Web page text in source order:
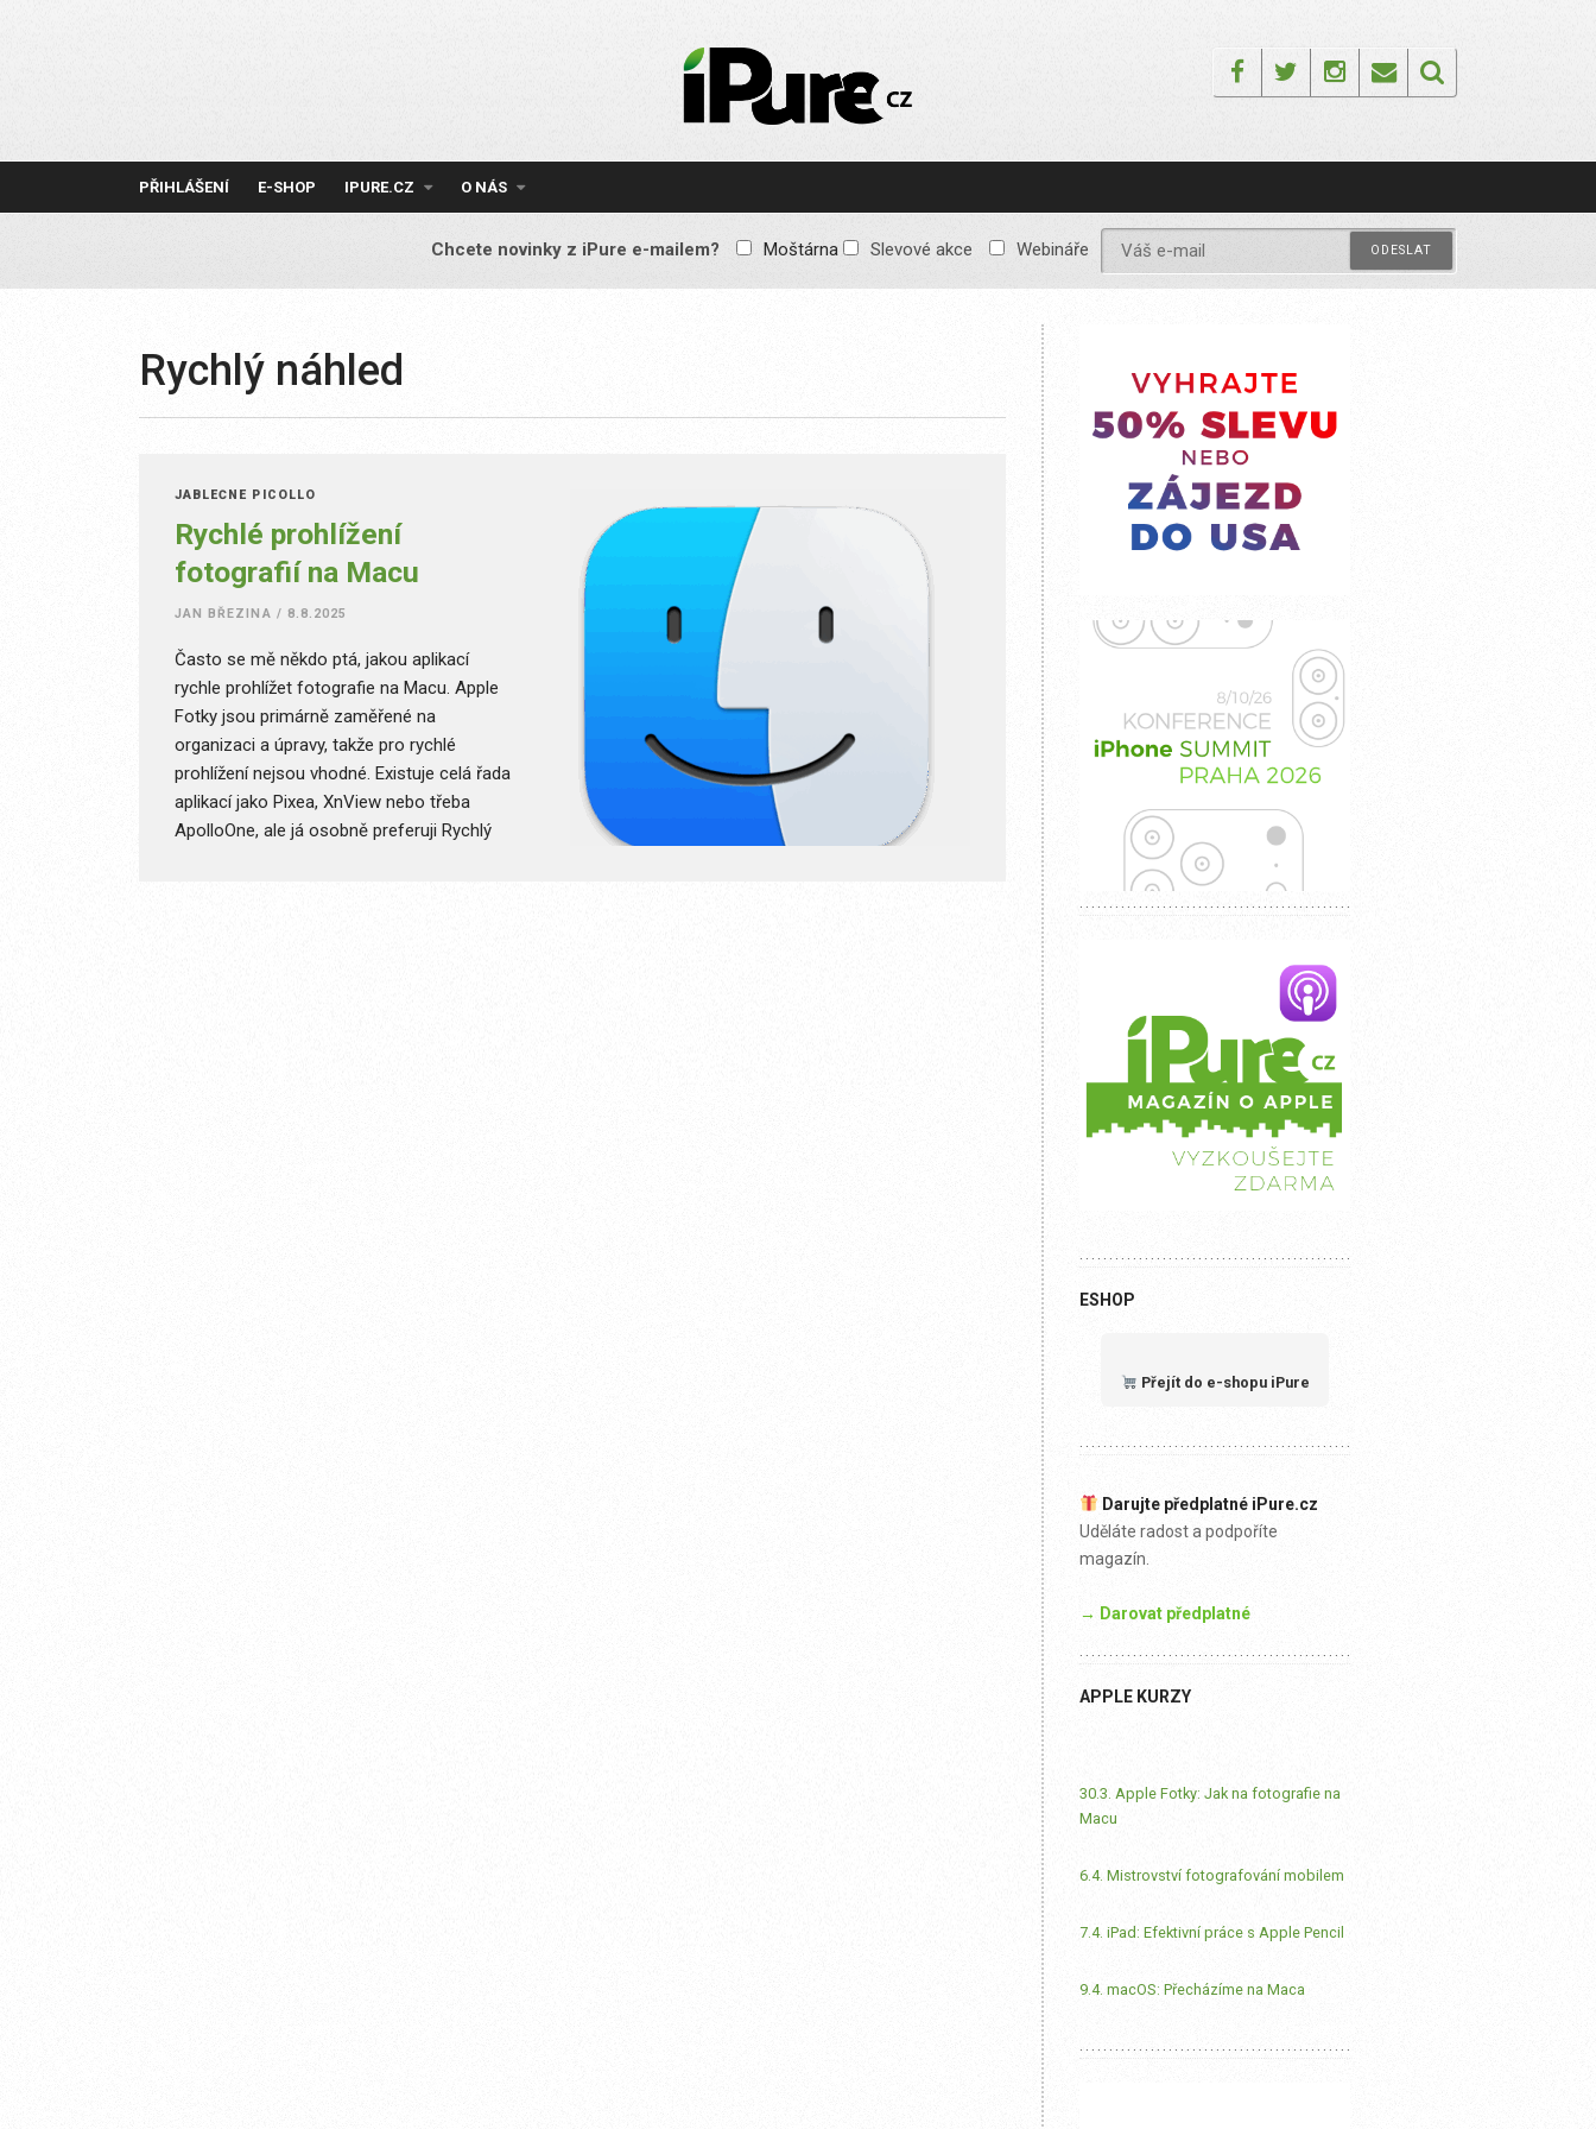
IPURE.CZ
Prémiový Apple e-
reklamy, žádné
obsah pro všechny
FacebookTwitterInstagram
Email
PŘIHLÁŠENÍ E-SHOP IPURE.CZ O NÁS
Chcete novinky z iPure e-mailem? Moštárna Slevové akce Webináře
Rychlý náhled
JABLEČNÉ PICOLLO
Rychlé prohlížení
fotografií na Macu
JAN BŘEZINA / 8.8.2025
Často se mě někdo ptá, jakou aplikací
rychle prohlížet fotografie na Macu. Apple
Fotky jsou primárně zaměřené na
organizaci a úpravy, takže pro rychlé
prohlížení nejsou vhodné. Existuje celá řada
aplikací jako Pixea, XnView nebo třeba
ApolloOne, ale já osobně preferuji Rychlý
ESHOP
Přejít do e-shopu iPure
Darujte předplatné iPure.cz
Uděláte radost a podpoříte
magazín.
→ Darovat předplatné
APPLE KURZY
30.3. Apple Fotky: Jak na fotografie na
Macu
6.4. Mistrovství fotografování mobilem
7.4. iPad: Efektivní práce s Apple Pencil
9.4. macOS: Přecházíme na Maca